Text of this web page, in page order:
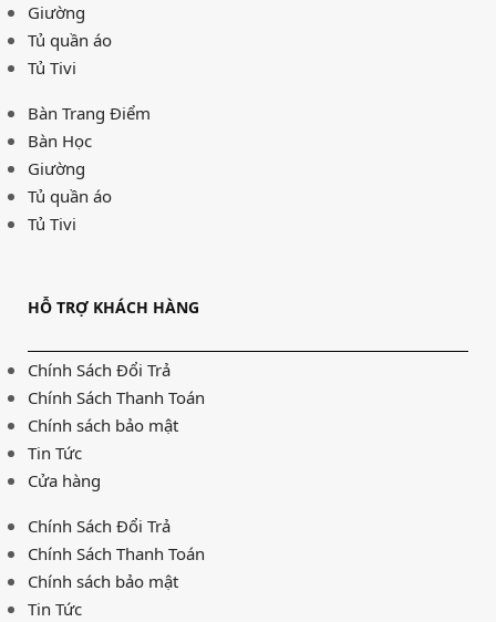
Giường
Tủ quần áo
Tủ Tivi
Bàn Trang Điểm
Bàn Học
Giường
Tủ quần áo
Tủ Tivi
HỖ TRỢ KHÁCH HÀNG
Chính Sách Đổi Trả
Chính Sách Thanh Toán
Chính sách bảo mật
Tin Tức
Cửa hàng
Chính Sách Đổi Trả
Chính Sách Thanh Toán
Chính sách bảo mật
Tin Tức